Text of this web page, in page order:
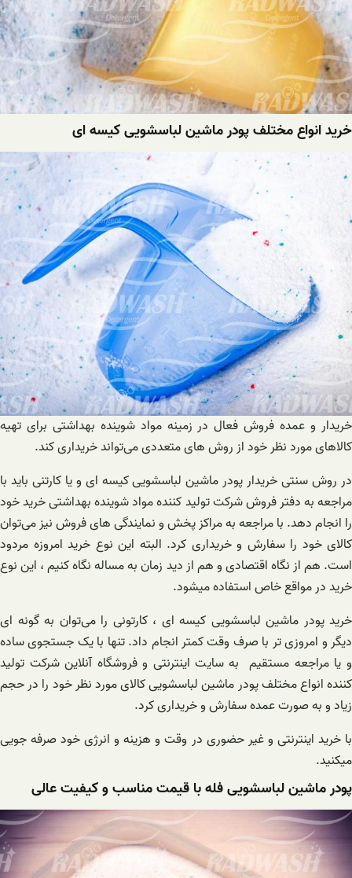
خرید انواع مختلف پودر ماشین لباسشویی کیسه ای
خریدار و عمده فروش فعال در زمینه مواد شوینده بهداشتی برای تهیه
کالاهای مورد نظر خود از روش های متعددی می‌تواند خریداری کند.
در روش سنتی خریدار پودر ماشین لباسشویی کیسه ای و یا کارتنی باید با
مراجعه به دفتر فروش شرکت تولید کننده مواد شوینده بهداشتی خرید خود
را انجام دهد. با مراجعه به مراکز پخش و نمایندگی های فروش نیز می‌توان
کالای خود را سفارش و خریداری کرد. البته این نوع خرید امروزه مردود
است. هم از نگاه اقتصادی و هم از دید زمان به مساله نگاه کنیم ، این نوع
خرید در مواقع خاص استفاده میشود.
خرید پودر ماشین لباسشویی کیسه ای ، کارتونی را می‌توان به گونه ای
دیگر و امروزی تر با صرف وقت کمتر انجام داد. تنها با یک جستجوی ساده
و یا مراجعه مستقیم به سایت اینترنتی و فروشگاه آنلاین شرکت تولید
کننده انواع مختلف پودر ماشین لباسشویی کالای مورد نظر خود را در حجم
زیاد و به صورت عمده سفارش و خریداری کرد.
با خرید اینترنتی و غیر حضوری در وقت و هزینه و انرژی خود صرفه جویی
میکنید.
پودر ماشین لباسشویی فله با قیمت مناسب و کیفیت عالی